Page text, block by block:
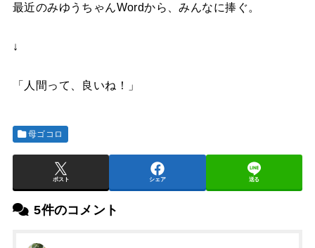
最近のみゆうちゃんWordから、みんなに捧ぐ。
↓
「人間って、良いね！」
母ゴコロ
ポスト シェア 送る
5件のコメント